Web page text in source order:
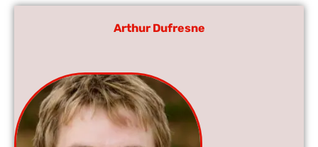
Arthur Dufresne